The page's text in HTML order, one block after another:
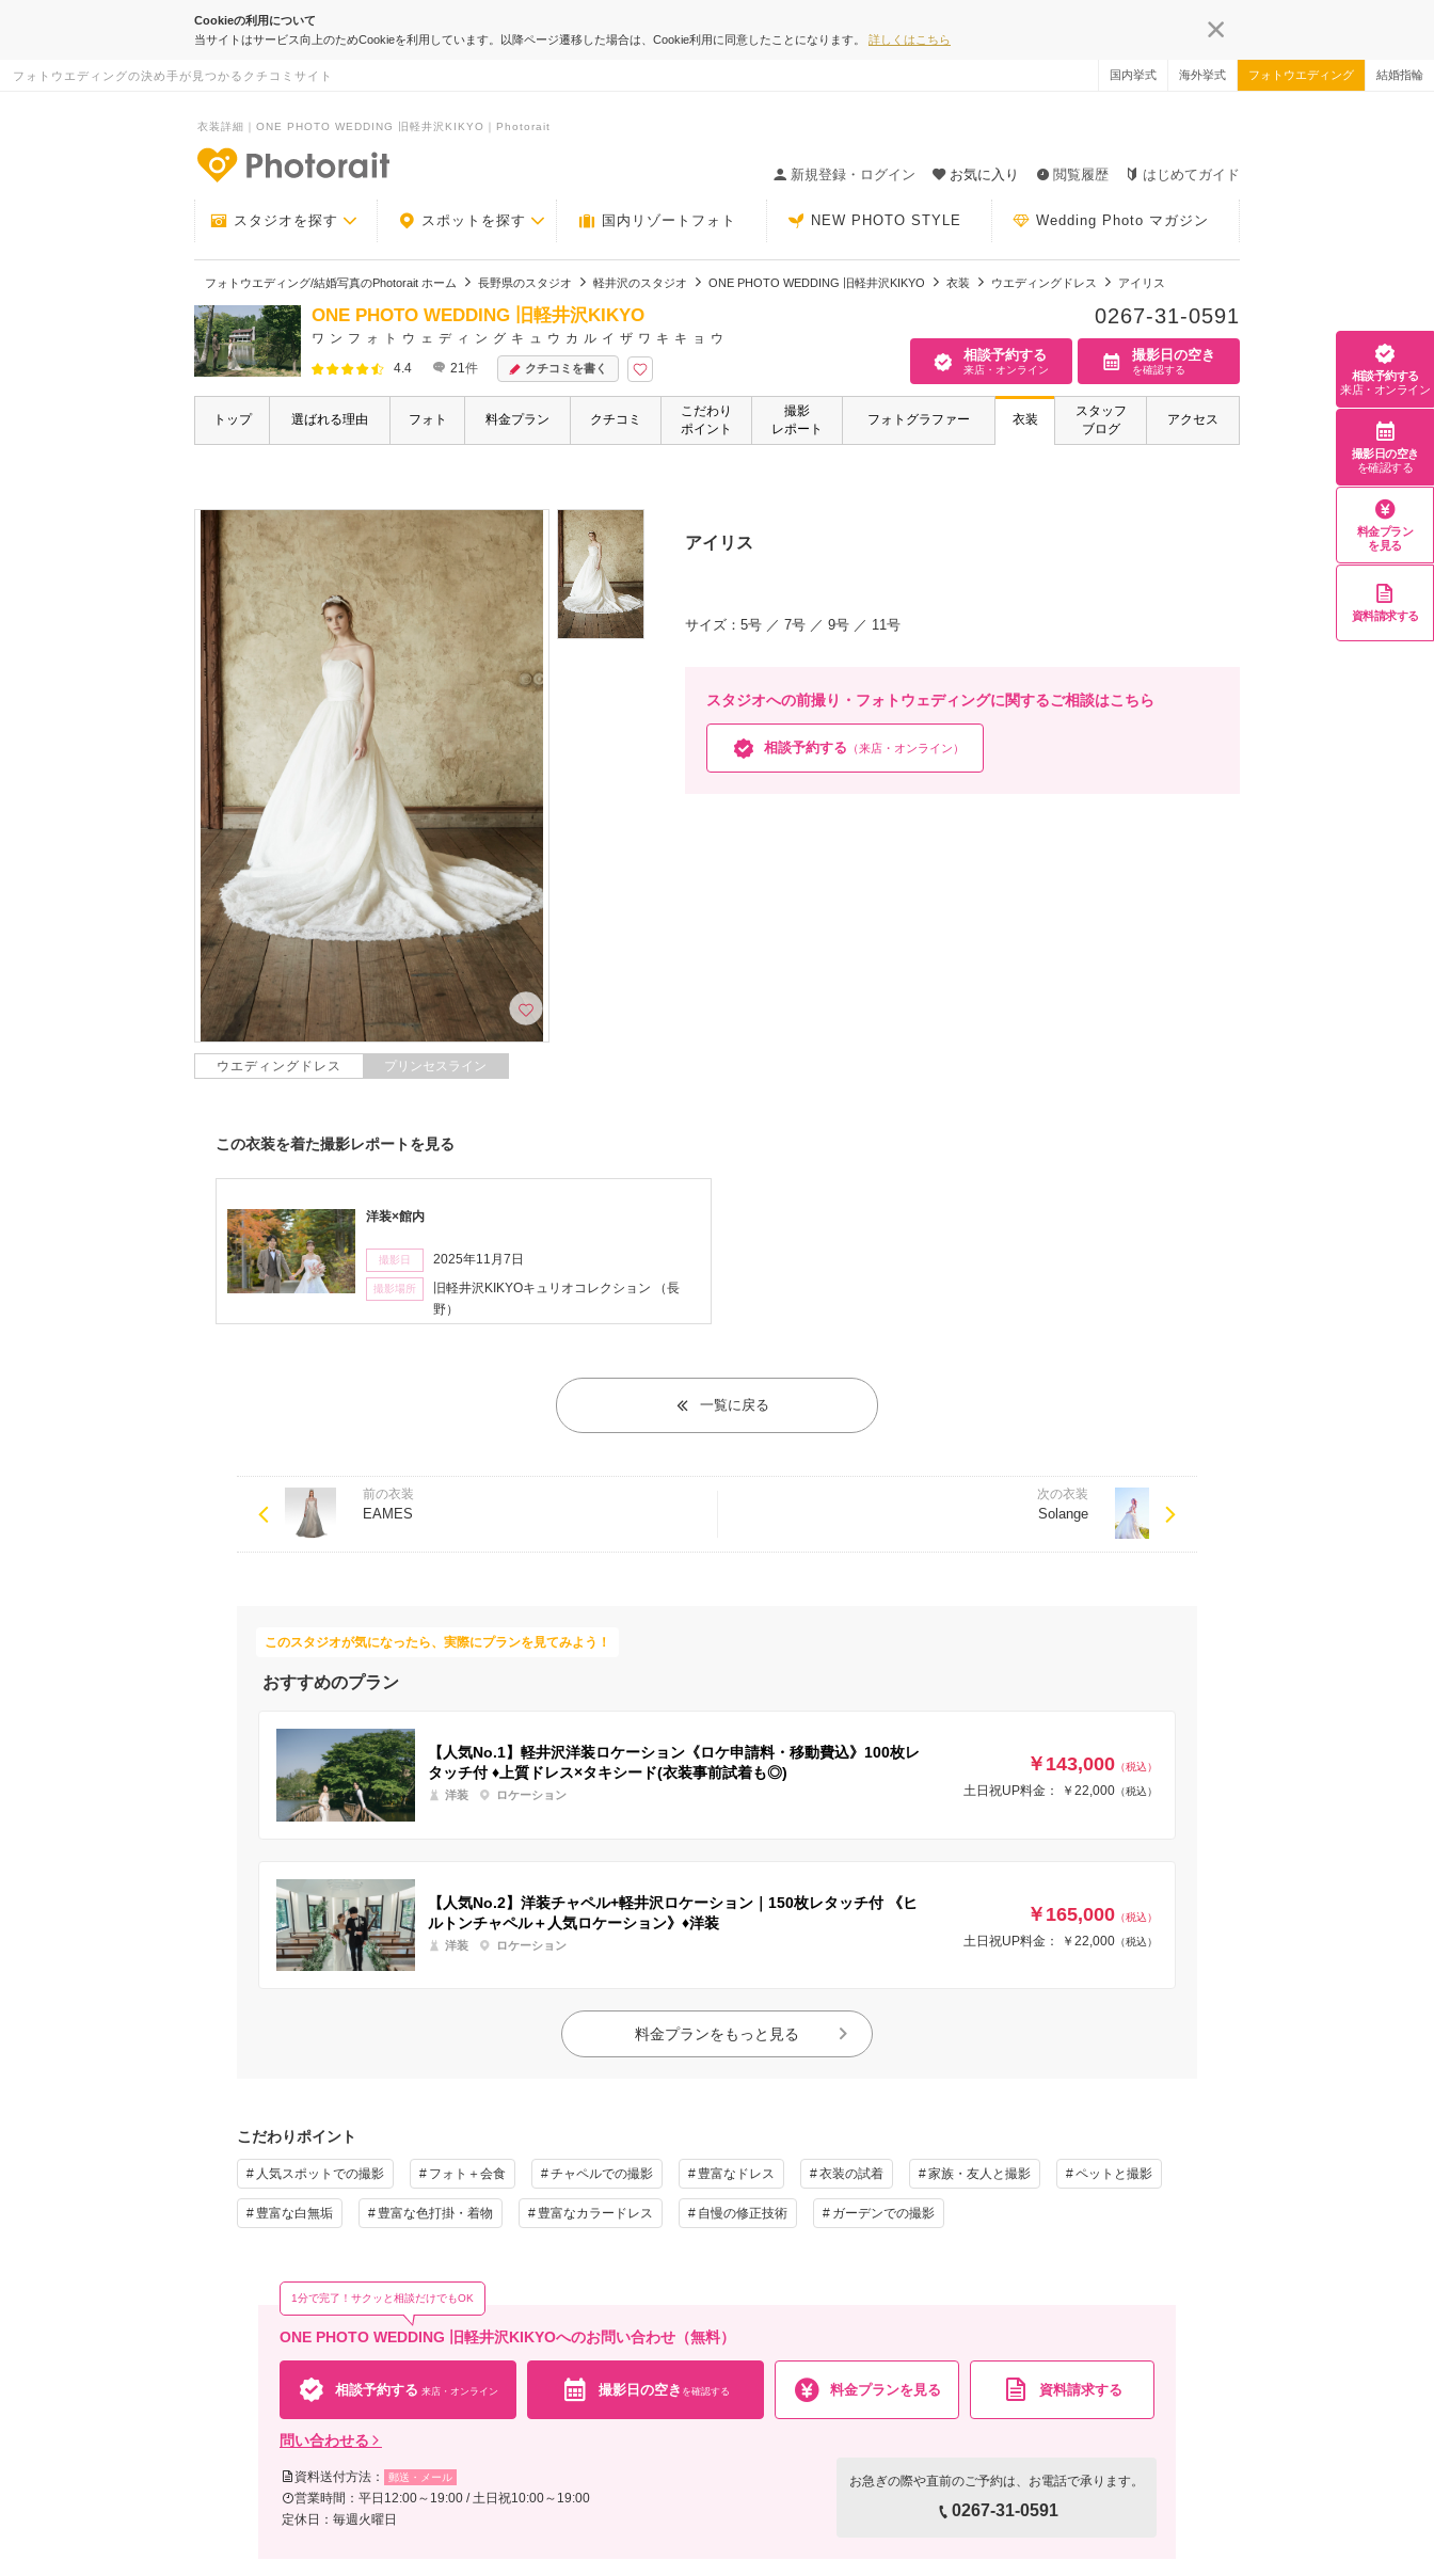
Cookieの利用について
当サイトはサービス向上のためCookieを利用しています。以降ページ遷移した場合は、Cookie利用に同意したことになります。 詳しくはこちら
フォトウエディングの決め手が見つかるクチコミサイト 国内挙式 海外挙式 フォトウエディング 結婚指輪
衣装詳細｜ONE PHOTO WEDDING 旧軽井沢KIKYO｜Photorait
新規登録・ログイン
お気に入り 閲覧履歴 はじめてガイド
スタジオを探す スポットを探す 国内リゾートフォト NEW PHOTO STYLE Wedding Photo マガジン
フォトウエディング/結婚写真のPhotorait ホーム 長野県のスタジオ 軽井沢のスタジオ ONE PHOTO WEDDING 旧軽井沢KIKYO 衣装 ウエディングドレス アイリス
ONE PHOTO WEDDING 旧軽井沢KIKYO
ワンフォトウェディングキュウカルイザワキキョウ
4.4
21件 クチコミを書く
0267-31-0591
相談予約する
来店・オンライン
撮影日の空き
を確認する
トップ 選ばれる理由 フォト 料金プラン クチコミ
こだわり
ポイント
撮影
レポート
フォトグラファー 衣装
スタッフ
ブログ
アクセス
ウエディングドレス プリンセスライン
アイリス
サイズ： 5号 7号 9号 11号
スタジオへの前撮り・フォトウェディングに関するご相談はこちら
相談予約する （来店・オンライン）
この衣装を着た撮影レポートを見る
洋装×館内
撮影日 2025年11月7日
撮影場所 旧軽井沢KIKYOキュリオコレクション
（長
野）
一覧に戻る
前の衣装
EAMES
次の衣装
Solange
このスタジオが気になったら、実際にプランを見てみよう！
おすすめのプラン
【人気No.1】軽井沢洋装ロケーション《ロケ申請料・移動費込》100枚レ
タッチ付 ♦上質ドレス×タキシード(衣装事前試着も◎)
洋装 ロケーション
￥143,000 （税込）
土日祝UP料金： ￥22,000 （税込）
【人気No.2】洋装チャペル+軽井沢ロケーション｜150枚レタッチ付 《ヒ
ルトンチャペル＋人気ロケーション》♦洋装
洋装 ロケーション
￥165,000 （税込）
土日祝UP料金： ￥22,000 （税込）
料金プランをもっと見る
こだわりポイント
人気スポットでの撮影 フォト＋会食 チャペルでの撮影 豊富なドレス 衣装の試着 家族・友人と撮影 ペットと撮影
豊富な白無垢 豊富な色打掛・着物 豊富なカラードレス 自慢の修正技術 ガーデンでの撮影
ONE PHOTO WEDDING 旧軽井沢KIKYOへのお問い合わせ（無料）
1分で完了！サクッと相談だけでもOK
相談予約する 来店・オンライン 撮影日の空き を確認する 料金プランを見る 資料請求する
問い合わせる
資料送付方法： 郵送・メール
営業時間：平日12:00～19:00 / 土日祝10:00～19:00
定休日：毎週火曜日
お急ぎの際や直前のご予約は、お電話で承ります。
0267-31-0591
相談予約する
来店・オンライン
撮影日の空き
を確認する
料金プラン
を見る
資料請求する